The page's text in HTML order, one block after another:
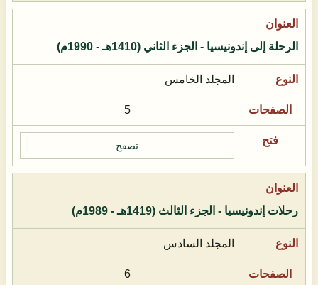
الرحلة إلى إندونيسيا - الجزء الثاني (1410هـ - 1990م)
المجلد الخامس
5
تصفح
رحلات إندونيسيا - الجزء الثالث (1419هـ - 1989م)
المجلد السادس
6